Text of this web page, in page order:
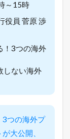
～15時
役員 菅原 渉
！3つの海外
しない海外
3つの海外プ
大公開、